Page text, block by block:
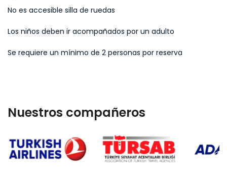
No es accesible silla de ruedas
Los niños deben ir acompañados por un adulto
Se requiere un mínimo de 2 personas por reserva
Nuestros compañeros